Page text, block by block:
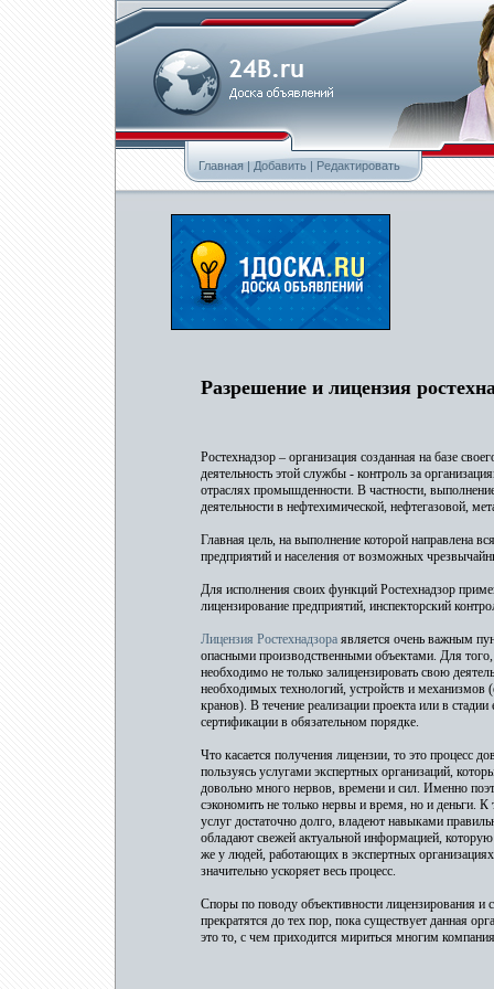
Главная|Добавить | Редактировать
Разрешение и лицензия
Ростехнадзор – организация созданная на базе
деятельность этой службы - контроль за
отраслях промышденности. В частности,
деятельности в нефтехимической, нефтегазовой,
Главная цель, на выполнение которой направлена
предприятий и населения от возможных
Для исполнения своих функций Ростехнадзор
лицензирование предприятий, инспекторский
Лицензия Ростехнадзораявляется очень важным
опасными производственными объектами. Для
необходимо не только залицензировать свою
необходимых технологий, устройств и механизмов
кранов). В течение реализации проекта или в
сертификации в обязательном порядке.
Что касается получения лицензии, то это процесс
пользуясь услугами экспертных организаций,
довольно много нервов, времени и сил. Именно
сэкономить не только нервы и время, но и деньги.
услуг достаточно долго, владеют навыками
обладают свежей актуальной информацией,
же у людей, работающих в экспертных
значительно ускоряет весь процесс.
Споры по поводу объективности лицензирования и
прекратятся до тех пор, пока существует данная
это то, с чем приходится мириться многим